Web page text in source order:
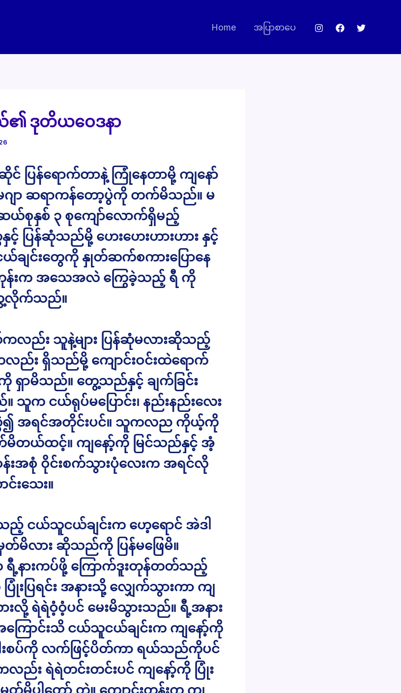
Home အပြာစာပေ
ဒုတိယဝေဒနာ
ြန်ရောက်တာနဲ့ ကြုံနေတာမို့ ကျနော်
ျာ ဆရာကန်တော့ပွဲကို တက်မိသည်။ မ
စုနှစ် ၃ စုကျော်လောက်ရှိမည့်
င့် ပြန်ဆုံသည်မို့ ဟေးဟေးဟားဟား နှင့်
ချင်းတွေကို နှုတ်ဆက်စကားပြောနေ
တုန်းက အသေအလဲ ကြွေခဲ့သည့် ရီ ကို
လိုက်သည်။
လည်း သူနဲ့များ ပြန်ဆုံမလားဆိုသည့်
ည်း ရှိသည်မို့ ကျောင်းဝင်းထဲရောက်
ာမိသည်။ တွေ့သည်နှင့် ချက်ခြင်း
က ငယ်ရုပ်မပြောင်း၊ နည်းနည်းလေး
အရင်အတိုင်းပင်။ သူကလည ကိုယ့်ကို
မှတ်မိတယ်ထင့်။ ကျနော့်ကို မြင်သည်နှင့် အံ့
းအစုံ ဝိုင်းစက်သွားပုံလေးက အရင်လို
င်းသေး။
သည့် ငယ်သူငယ်ချင်းက ဟေ့ရောင် အဲဒါ
တ်မိလား ဆိုသည်ကို ပြန်မဖြေမိ။
ရီ့နားကပ်ဖို့ ကြောက်ဒူးတုန်တတ်သည့်
းပြရင်း အနားသို့ လျှေက်သွားကာ ကျ
လို့ ရဲရဲဝံ့ဝံ့ပင် မေးမိသွားသည်။ ရီ့အနား
ြောင်းသိ ငယ်သူငယ်ချင်းက ကျနော့်ကို
ါးစပ်ကို လက်ဖြင့်ပိတ်ကာ ရယ်သည်ကိုပင်
ည်း ရဲရဲတင်းတင်းပင် ကျနော့်ကို ပြုံး
တ်မိပါ့တော် တဲ့။ ကျောင်းတုန်းက ကျ